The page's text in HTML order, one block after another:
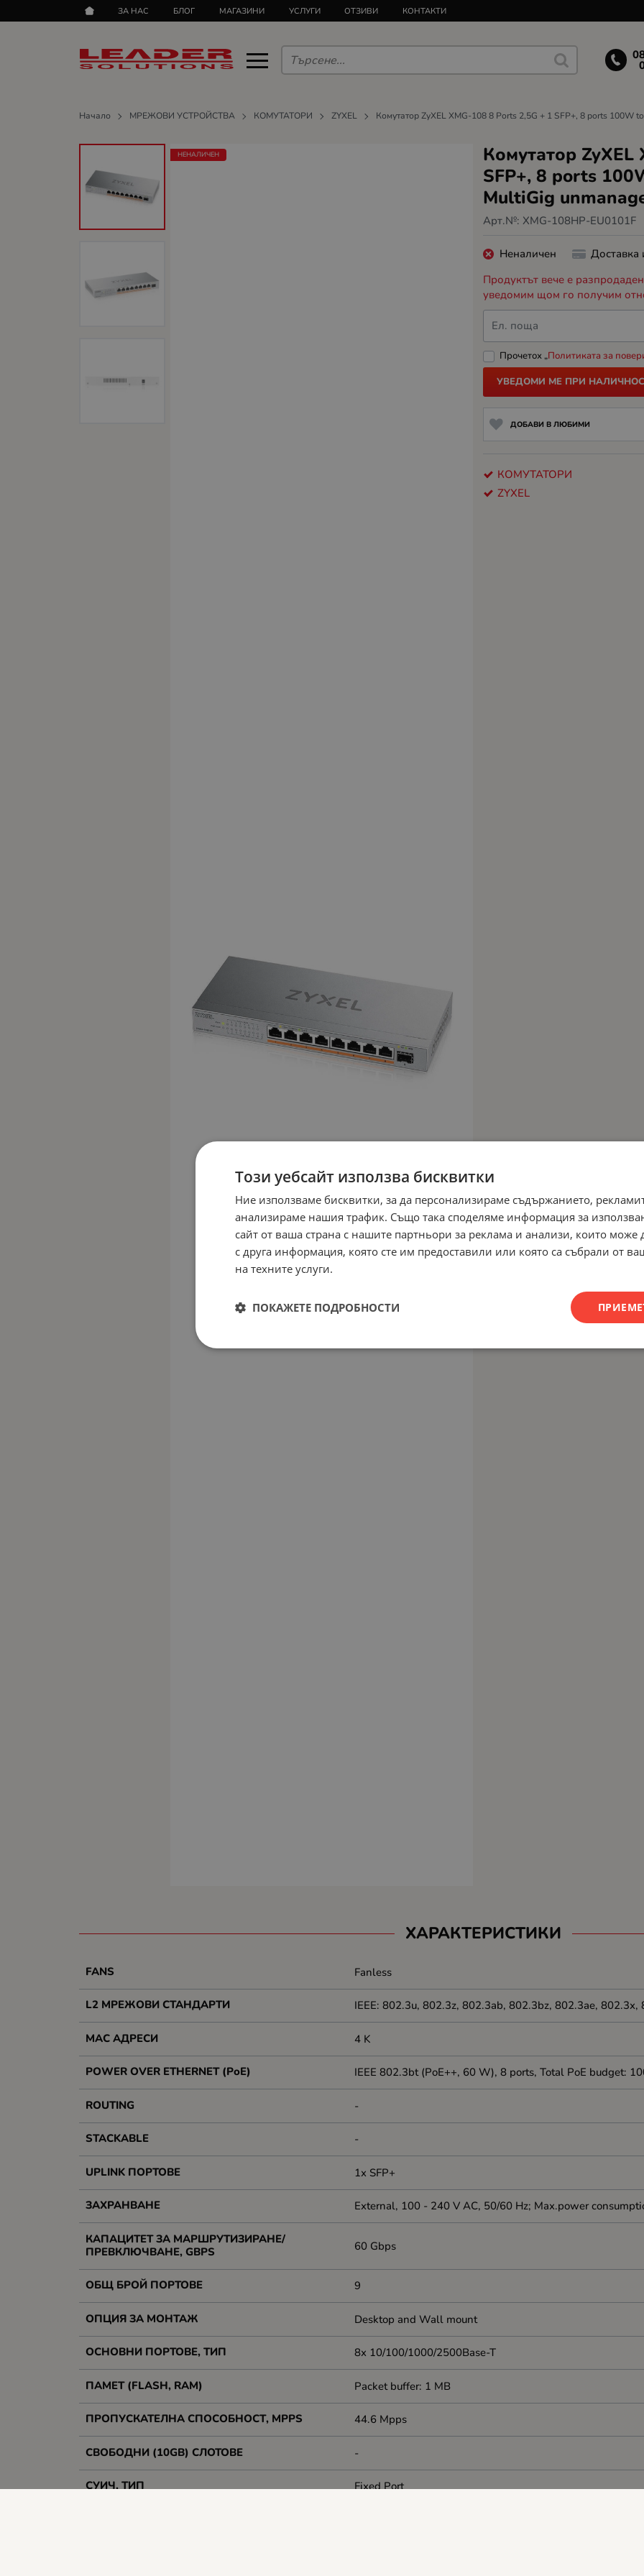
ЗА НАС БЛОГ МАГАЗИНИ УСЛУГИ ОТЗИВИ КОНТАКТИ
Начало МРЕЖОВИ УСТРОЙСТВА КОМУТАТОРИ ZYXEL Комутатор ZyXEL XMG-108 8 Ports 2,5G + 1 SFP+, 8 ports 100W
Комутатор
SFP+, 8 ports
MultiGig
Арт.№: XMG-108HP-EU0101F
НЕНАЛИЧЕН
Неналичен
Продуктът вече е
уведомим щом го получим
Ел. поща
Прочетох „Политиката за
УВЕДОМИ МЕ ПРИ
ДОБАВИ В ЛЮБИМИ
КОМУТАТОРИ
ZYXEL
ХАРАКТЕРИСТИКИ
FANS Fanless
L2 МРЕЖОВИ СТАНДАРТИ IEEE: 802.3u, 802.3z, 802.3ab, 802.3bz, 802.3ae, 802.3x,
MAC АДРЕСИ 4 K
POWER OVER ETHERNET (PoE) IEEE 802.3bt (PoE++, 60 W), 8 ports, Total PoE budget:
ROUTING -
STACKABLE -
UPLINK ПОРТОВЕ 1x SFP+
ЗАХРАНВАНЕ External, 100 - 240 V AC, 50/60 Hz; Max.power
КАПАЦИТЕТ ЗА МАРШРУТИЗИРАНЕ/
ПРЕВКЛЮЧВАНЕ, GBPS
60 Gbps
ОБЩ БРОЙ ПОРТОВЕ 9
ОПЦИЯ ЗА МОНТАЖ Desktop and Wall mount
ОСНОВНИ ПОРТОВЕ, ТИП 8x 10/100/1000/2500Base-T
ПАМЕТ (FLASH, RAM) Packet buffer: 1 MB
ПРОПУСКАТЕЛНА СПОСОБНОСТ, MPPS 44.6 Mpps
СВОБОДНИ (10GB) СЛОТОВЕ -
СУИЧ, ТИП Fixed Port
Този уебсайт използва бисквитки
Ние използваме бисквитки, за да персонализираме съдържанието,
анализираме нашия трафик. Също така споделяме информация за
сайт от ваша страна с нашите партньори за реклама и анализи, които може
с друга информация, която сте им предоставили или която са събрали от
на техните услуги.
ПОКАЖЕТЕ ПОДРОБНОСТИ